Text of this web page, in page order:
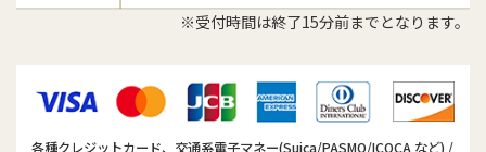
※受付時間は終了15分前までとなります。
各種クレジットカード、交通系電子マネー(Suica/PASMO/ICOCA など) /